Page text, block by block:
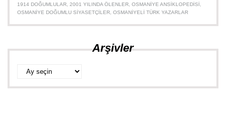
1914 DOĞUMLULAR 2001 YILINDA ÖLENLER OSMANIYE ANSIKLOPEDISI
OSMANIYE DOĞUMLU SIYASETÇILER OSMANIYELI TÜRK YAZARLAR
Arşivler
Arşivler